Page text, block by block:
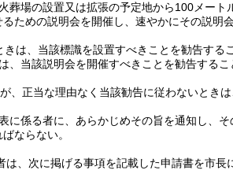
場の設置又は拡張の予定地から100メート
ための説明会を開催し、速やかにその説明
は、当該標識を設置すべきことを勧告する
、当該説明会を開催すべきことを勧告するこ
、正当な理由なく当該勧告に従わないとき
に係る者に、あらかじめその旨を通知し、
ならない。
、次に掲げる事項を記載した申請書を市長